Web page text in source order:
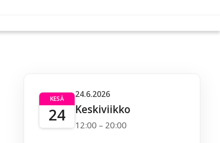
KESÄ
24
24.6.2026
Keskiviikko
12:00 – 20:00